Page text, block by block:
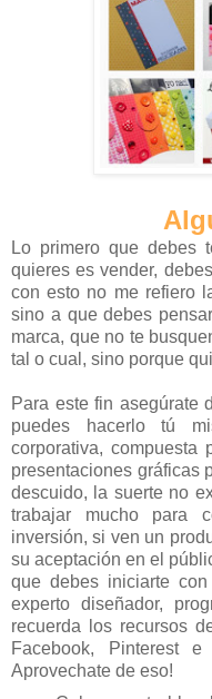
Lo primero que debes
quieres es vender,
con esto no me refiero
sino a que debes
marca, que no te
tal o cual, sino porque
Para este fin asegúrate
puedes hacerlo tú
corporativa, compuesta
presentaciones gráficas
descuido, la suerte no
trabajar mucho para
inversión, si ven un
su aceptación en el
que debes iniciarte
experto diseñador,
recuerda los recursos
Facebook, Pinterest
Aprovechate de eso!